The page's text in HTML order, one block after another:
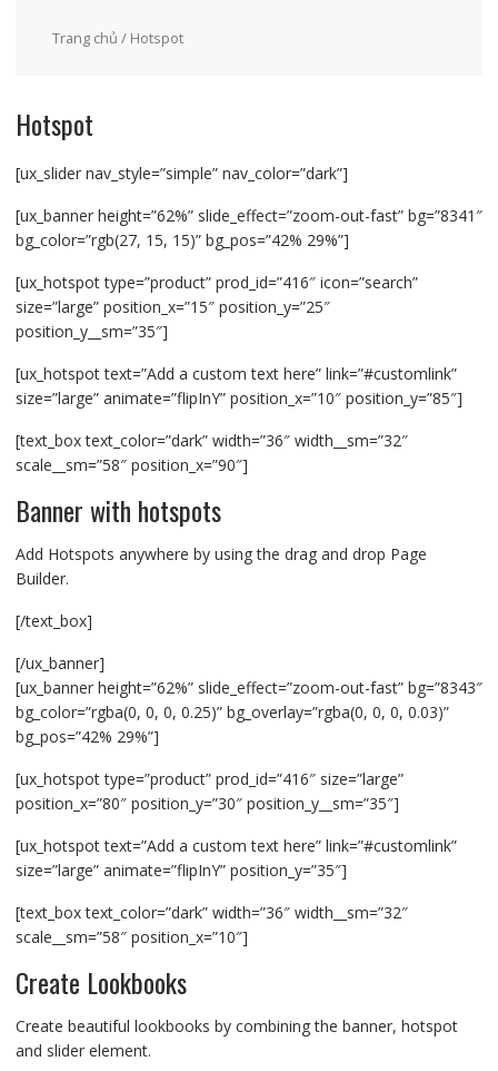
Trang chủ / Hotspot
Hotspot
[ux_slider nav_style=”simple” nav_color=”dark”]
[ux_banner height=”62%” slide_effect=”zoom-out-fast” bg=”8341″
bg_color=”rgb(27, 15, 15)” bg_pos=”42% 29%”]
[ux_hotspot type=”product” prod_id=”416″ icon=”search”
size=”large” position_x=”15″ position_y=”25″
position_y__sm=”35″]
[ux_hotspot text=”Add a custom text here” link=”#customlink”
size=”large” animate=”flipInY” position_x=”10″ position_y=”85″]
[text_box text_color=”dark” width=”36″ width__sm=”32″
scale__sm=”58″ position_x=”90″]
Banner with hotspots
Add Hotspots anywhere by using the drag and drop Page
Builder.
[/text_box]
[/ux_banner]
[ux_banner height=”62%” slide_effect=”zoom-out-fast” bg=”8343″
bg_color=”rgba(0, 0, 0, 0.25)” bg_overlay=”rgba(0, 0, 0, 0.03)”
bg_pos=”42% 29%”]
[ux_hotspot type=”product” prod_id=”416″ size=”large”
position_x=”80″ position_y=”30″ position_y__sm=”35″]
[ux_hotspot text=”Add a custom text here” link=”#customlink”
size=”large” animate=”flipInY” position_y=”35″]
[text_box text_color=”dark” width=”36″ width__sm=”32″
scale__sm=”58″ position_x=”10″]
Create Lookbooks
Create beautiful lookbooks by combining the banner, hotspot
and slider element.